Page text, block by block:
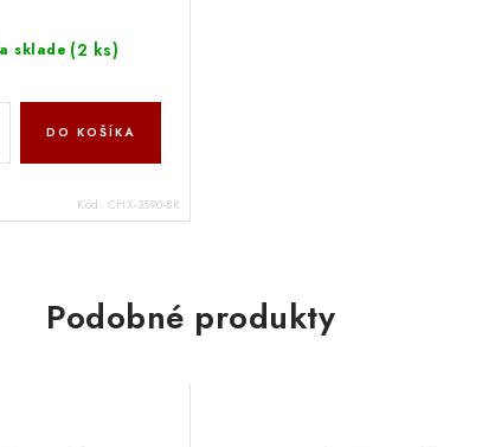
sklade (2 ks)
DO KOŠÍKA
Kód: CHX-3590-BK
Podobné produkty